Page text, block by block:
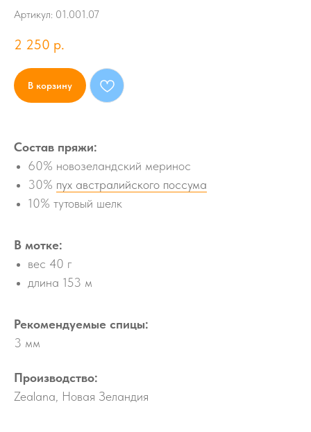
Артикул: 01.001.07
2 250 р.
В корзину
Состав пряжи:
60% новозеландский меринос
30% пух австралийского поссума
10% тутовый шелк
В мотке:
вес 40 г
длина 153 м
Рекомендуемые спицы:
3 мм
Производство:
Zealana, Новая Зеландия